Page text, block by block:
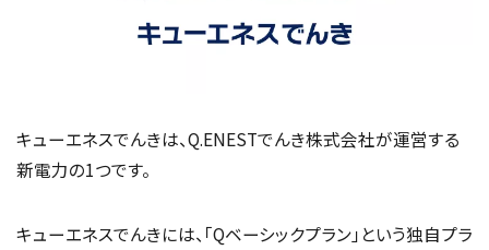
キューエネスでんきは、Q.ENESTでんき株式会社が運営する
新電力の1つです。
キューエネスでんきには、「Qベーシックプラン」という独自プラ